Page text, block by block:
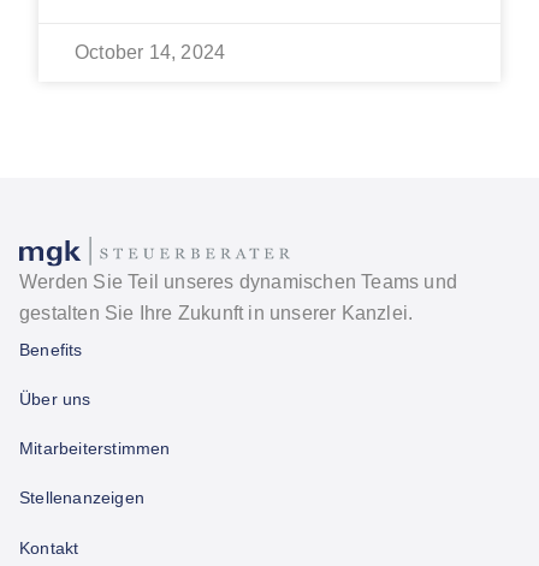
October 14, 2024
Werden Sie Teil unseres dynamischen Teams und
gestalten Sie Ihre Zukunft in unserer Kanzlei.
Benefits
Über uns
Mitarbeiterstimmen
Stellenanzeigen
Kontakt